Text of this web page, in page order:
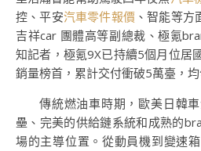
控、平安汽車零件報價、智能等方
吉祥car 團體高等副總裁、極氪
知記者，極氪9X已持續5個月位居
銷量榜首，累計交付衝破5萬臺，
傳統燃油車時期，歐美日韓
壘、完美的供給鏈系統和成熟的
場的主導位置。從動員機到變速